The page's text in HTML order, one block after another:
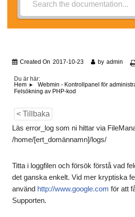
Created On 2017-10-23 by admin
Du är här:
Hem
Webmin - Kontrollpanel för
Felsökning av PHP-kod
< Tillbaka
Läs error_log som ni hittar via
/home/[ert_domännamn]/logs/
Titta i loggfilen och försök förstå vad
det ganska enkelt. Vid mer kryptiska
använd http://www.google.com för att
Supporten.